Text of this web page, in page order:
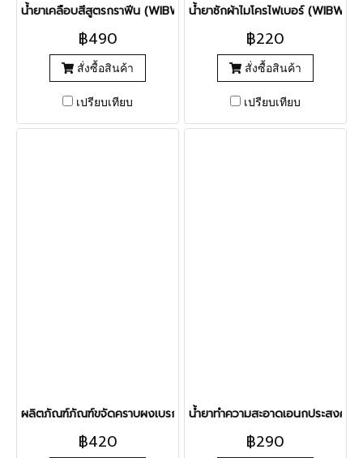
น้ำยาเคลือบสีสูตรกราฟีน (WIBWUB Graphene sealant)
฿490
สั่งซื้อสินค้า
เปรียบเทียบ
น้ำยาซักผ้าไมโครไฟเบอร์
฿220
สั่งซื้อสินค้า
เปรียบเทียบ
ผลิตภัณฑ์ภัณฑ์ขจัดคราบผงเบรก (WIBWUB Steel)
฿420
น้ำยาทำความสะอาดเอนกประสงค์
฿290